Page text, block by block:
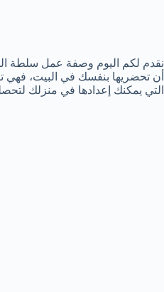
نقدم لكم اليوم وصفة عمل سلطة
أن تحضريها بنفسك في البيت،
التي يمكنك إعدادها في منزلك